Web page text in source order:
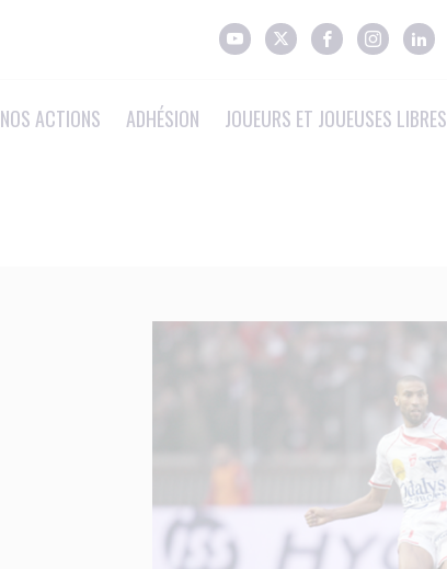
NOS ACTIONS ADHÉSION JOUEURS ET JOUEUSES LIBRES